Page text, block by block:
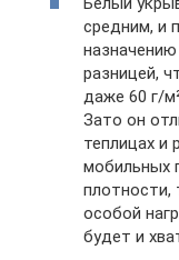
средним, и
разницей,
даже 60 г/
Зато он
теплицах и
мобильных
плотности,
особой
будет и